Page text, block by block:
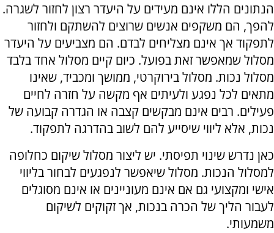
הנתונים הללו אינם מעידים על היעדר רצון לחזור לשגרה.
להפך, הם משקפים אנשים שרוצים להשתקם ולחזור
לתפקוד אך אינם מצליחים לבדם. הם מצביעים על היעדר
מסלול שמאפשר זאת בפועל. כיום קיים מסלול אחד בלבד
מסלול נכות. מסלול בירוקרטי, ממושך ומכביד, שאינו
מתאים לכל נפגע ולעיתים אף מקשה על חזרה לחיים
פעילים. רבים אינם מבקשים קצבה או הגדרה קבועה של
נכות, אלא ליווי שיסייע להם לשוב בהדרגה לתפקוד.
כאן נדרש שינוי תפיסתי. יש ליצור מסלול שיקום כחלופה
למסלול הנכות. מסלול שיאפשר לנפגעים לבחור בליווי
אישי ומקצועי גם אם אינם מעוניינים או אינם מסוגלים
לעבור הליך של הכרה בנכות, אך זקוקים לשיקום
משמעותי.